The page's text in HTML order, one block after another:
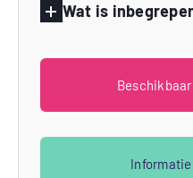
Wat is